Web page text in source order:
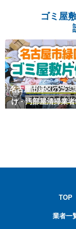
ゴミ屋
名古屋市緑区のゴミ
け・汚部屋清掃業
TOP
業者一